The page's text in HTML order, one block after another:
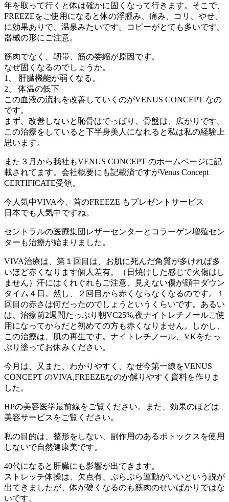
年を取って行くと体は確かに固くなって行きます。そこで、
FREEZEをご使用になると体の浮腫み、痛み、コリ、やせ、
に効果ありで、温泉みたいです。コピーがとても多いです。
器械の形にご注意。
筋肉でなく、靭帯、筋の委縮が原因です。
なぜ固くなるのでしょうか。
1、 肝臓機能が弱くなる。
2、 体温の低下
この血液の流れを改善していくのがVENUS CONCEPT なの
です。
まず、改善しないと恥骨はでっぱり、骨盤は、広がりです。
この治療をしていると下半身美人になれると私は私の経験上
思います。
また３月から我社もVENUS CONCEPT のホームページに記
載されてます。会社概要にも記載済ですがVenus Concept
CERTIFICATE受領。
今人気中VIVA今、首のFREEZE もプレゼントサービス
日本でも人気中ですね。
セントラルの医療集団レザーセンターとコラーゲン増殖セン
ターも治療が始まりました。
VIVA治療は、第１回目は、お肌に死んだ角質が多ければ多
いほど赤くなります個人差有。（日焼けした感じで火傷はし
ません）汗にはくれぐれもご注意、見えない傷が顔中ダウン
タイム４日。然し、２回目から赤くならなくなるのです。１
回目の赤さは何だったのでしょうというくらいです。あるい
は、治療前2週間たっぷり朝VC25%,夜ナイトレチノールご使
用になってからだと初めての方も赤くなりません。しかし、
この治療は、肌の再生です。ナイトレチノール、VKをたっ
ぷり塗ってお休みください。
今月は、又また、わかりやすく、なぜ今第一線をVENUS
CONCEPT のVIVA,FREEZEなのか解りやすく資料を作りま
した。
HPの美容医学最前線をご覧ください。また、効果のほどは
美容サービスをご覧ください。
私の目的は、整形をしない、副作用のあるボトックスを使用
しないで自然健康美です。
40代になると肝臓にも影響が出てきます。
ストレッチ体操は、欠点有、ぶらぶら運動がいいという説が
出てきましたが、体が硬くなるのも筋肉のせいばかりではな
いです。